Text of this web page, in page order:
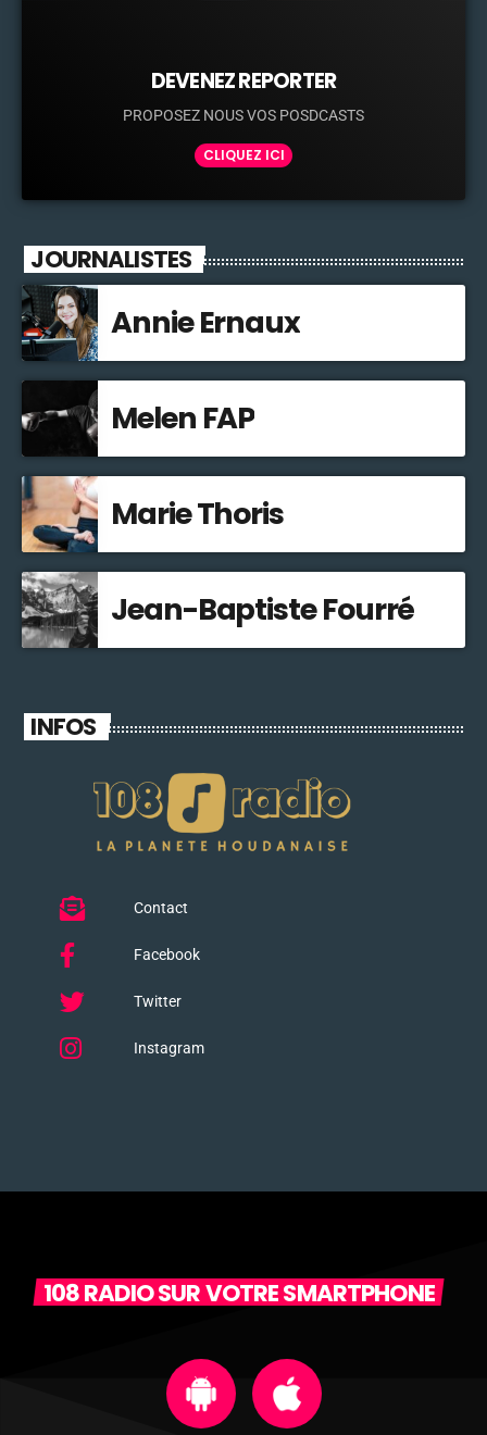
DEVENEZ REPORTER
PROPOSEZ NOUS VOS POSDCASTS
CLIQUEZ ICI
JOURNALISTES
Annie Ernaux
Melen FAP
Marie Thoris
Jean-Baptiste Fourré
INFOS
Contact
Facebook
Twitter
Instagram
108 RADIO SUR VOTRE SMARTPHONE